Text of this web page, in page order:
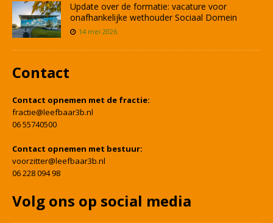
Update over de formatie: vacature voor
onafhankelijke wethouder Sociaal Domein
14 mei 2026
Contact
Contact opnemen met de fractie:
fractie@leefbaar3b.nl
06 55740500
Contact opnemen met bestuur:
voorzitter@leefbaar3b.nl
06 228 094 98
Volg ons op social media